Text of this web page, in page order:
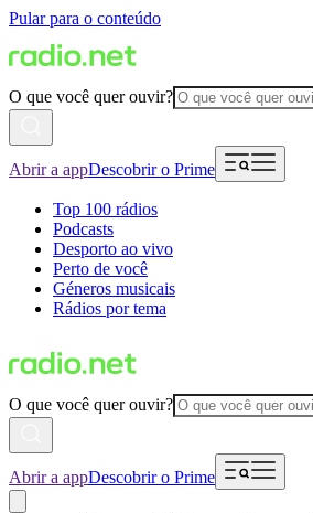
Pular para o conteúdo
O que você quer ouvir?
Abrir a appDescobrir o Prime
Top 100 rádios
Podcasts
Desporto ao vivo
Perto de você
Géneros musicais
Rádios por tema
O que você quer ouvir?
Abrir a appDescobrir o Prime